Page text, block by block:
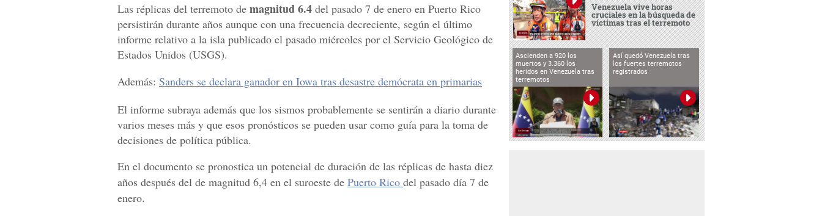
Las réplicas del terremoto de magnitud 6.4 del pasado 7 de enero en Puerto Rico
persistirán durante años aunque con una frecuencia decreciente, según el último
informe relativo a la isla publicado el pasado miércoles por el Servicio Geológico de
Estados Unidos (USGS).
Además: Sanders se declara ganador en Iowa tras desastre demócrata en primarias
El informe subraya además que los sismos probablemente se sentirán a diario durante
varios meses más y que esos pronósticos se pueden usar como guía para la toma de
decisiones de política pública.
En el documento se pronostica un potencial de duración de las réplicas de hasta diez
años después del de magnitud 6,4 en el suroeste de Puerto Rico del pasado día 7 de
enero.
Venezuela vive horas
cruciales en la búsqueda de
víctimas tras el terremoto
Ascienden a 920 los
muertos y 3.360 los
heridos en Venezuela tras
terremotos
Así quedó Venezuela tras
los fuertes terremotos
registrados